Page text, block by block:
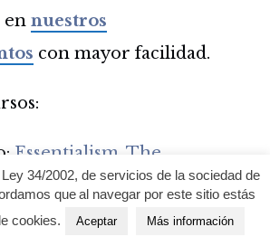
en nuestros
con mayor facilidad.
Essentialism, The
Pursuit of Less
34/2002, de servicios de la sociedad de
que al navegar por este sitio estás
cookies.
Aceptar Más información